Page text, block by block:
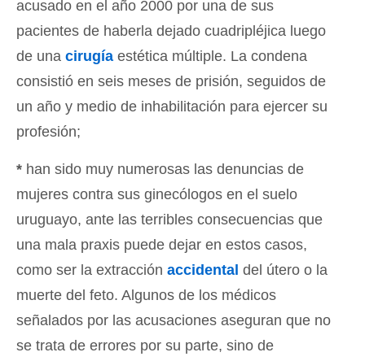
acusado en el año 2000 por una de sus
pacientes de haberla dejado cuadripléjica luego
de una cirugía estética múltiple. La condena
consistió en seis meses de prisión, seguidos de
un año y medio de inhabilitación para ejercer su
profesión;
* han sido muy numerosas las denuncias de
mujeres contra sus ginecólogos en el suelo
uruguayo, ante las terribles consecuencias que
una mala praxis puede dejar en estos casos,
como ser la extracción accidental del útero o la
muerte del feto. Algunos de los médicos
señalados por las acusaciones aseguran que no
se trata de errores por su parte, sino de